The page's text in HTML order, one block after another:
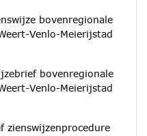
bovenregionale
Venlo-Meierijstad
bovenregionale
Venlo-Meierijstad
zienswijzenprocedure